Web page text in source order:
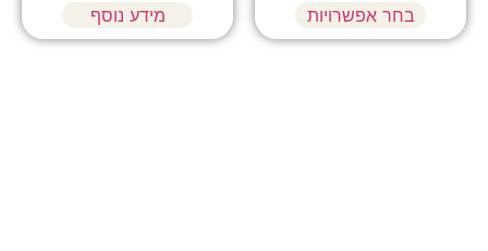
בחר אפשרויות מידע נוסף